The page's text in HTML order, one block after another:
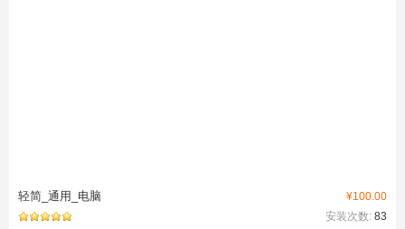
¥100.00
轻简_通用_电脑
安装次数: 83